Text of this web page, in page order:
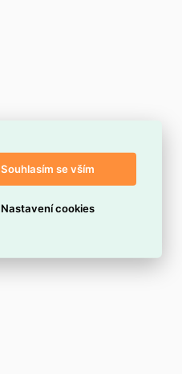
Souhlasím se vším
Nastavení cookies